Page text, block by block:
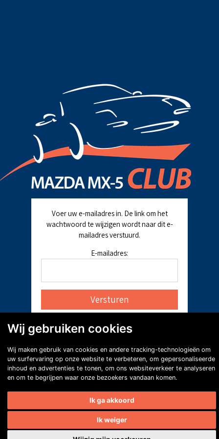
Voer uw e-mailadres in. De link om het
wachtwoord te wijzigen wordt naar dit e-
mailadres verstuurd.
E-mailadres:
Wij gebruiken cookies
Wij maken gebruik van cookies en andere tracking-technologieën om
uw surfervaring op onze website te verbeteren, om gepersonaliseerde
inhoud en advertenties te tonen, om ons websiteverkeer te analyseren
en om te begrijpen waar onze bezoekers vandaan komen.
Ik ga akkoord
Ik weiger